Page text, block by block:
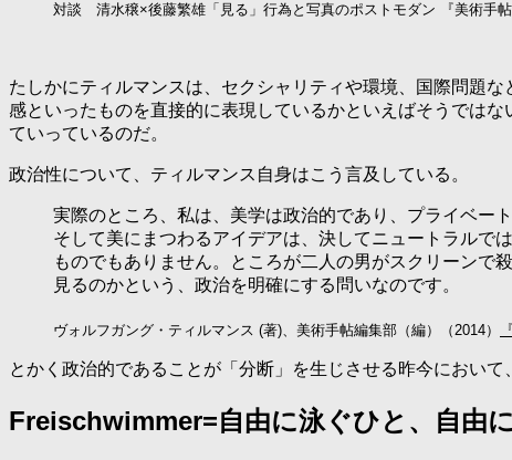
対談 清水穣×後藤繁雄「見る」行為と写真のポストモダン 『美術手
たしかにティルマンスは、セクシャリティや環境、国際問題
感といったものを直接的に表現しているかといえばそうでは
ていっているのだ。
政治性について、ティルマンス自身はこう言及している。
実際のところ、私は、美学は政治的であり、プライベー
そして美にまつわるアイデアは、決してニュートラルで
ものでもありません。ところが二人の男がスクリーンで
見るのかという、政治を明確にする問いなのです。
ヴォルフガング・ティルマンス (著)、美術手帖編集部（編）（2014）
とかく政治的であることが「分断」を生じさせる昨今におい
Freischwimmer=自由に泳ぐひと、自由